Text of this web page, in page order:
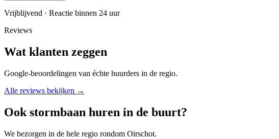
Vrijblijvend · Reactie binnen 24 uur
Reviews
Wat klanten zeggen
Google-beoordelingen van échte huurders in de regio.
Alle reviews bekijken →
Ook stormbaan huren in de buurt?
We bezorgen in de hele regio rondom Oirschot.